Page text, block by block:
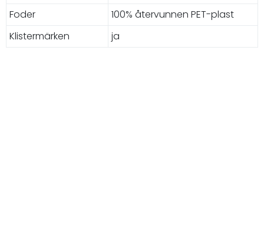
Foder
100% återvunnen PET-plast
Klistermärken
ja